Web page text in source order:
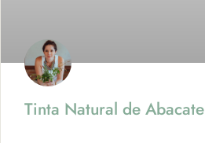
Tinta Natural de Abacate